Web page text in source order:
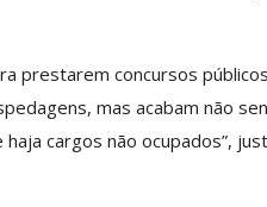
prestarem concursos
mas acabam não
cargos não ocupados”,